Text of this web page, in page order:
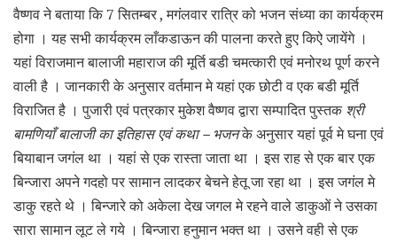
वैष्णव ने बताया कि 7 सितम्बर , मगंलवार रात्रि को भजन संध्या का कार्यक्रम
होगा । यह सभी कार्यक्रम लाँकडाऊन की पालना करते हुए किऐ जायेंगे ।
यहां विराजमान बालाजी महाराज की मूर्ति बडी चमत्कारी एवं मनोरथ पूर्ण करने
वाली है । जानकारी के अनुसार वर्तमान मे यहां एक छोटी व एक बडी मूर्ति
विराजित है । पुजारी एवं पत्रकार मुकेश वैष्णव द्वारा सम्पादित पुस्तकश्री
बामणियाँ बालाजी का इतिहास एवं कथा – भजनके अनुसार यहां पूर्व मे घना एवं
बियाबान जगंल था । यहां से एक रास्ता जाता था । इस राह से एक बार एक
बिन्जारा अपने गदहो पर सामान लादकर बेचने हेतू जा रहा था । इस जगंल मे
डाकु रहते थे । बिन्जारे को अकेला देख जगल मे रहने वाले डाकुओं ने उसका
सारा सामान लूट ले गये । बिन्जारा हनुमान भक्त था । उसने वही से एक